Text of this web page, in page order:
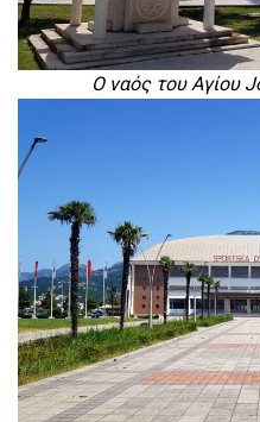
Ο ναός του Αγίου